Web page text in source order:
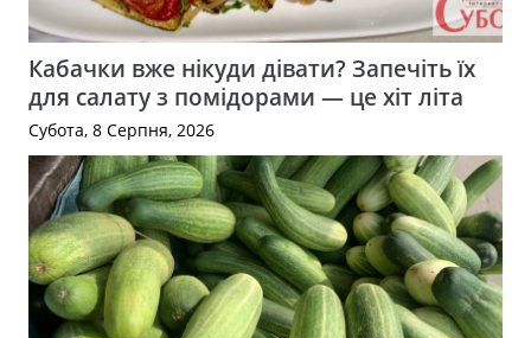
Кабачки вже нікуди дівати? Запечіть їх
для салату з помідорами — це хіт літа
Субота, 8 Серпня, 2026